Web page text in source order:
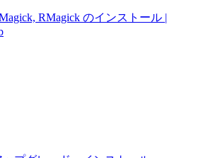
RMagick のインストール |